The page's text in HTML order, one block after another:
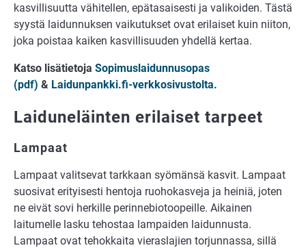
kasvillisuutta vähitellen, epätasaisesti ja valikoiden. Tästä
syystä laidunnuksen vaikutukset ovat erilaiset kuin niiton,
joka poistaa kaiken kasvillisuuden yhdellä kertaa.
Katso lisätietoja Sopimuslaidunnusopas
(pdf) & Laidunpankki.fi-verkkosivustolta.
Laiduneläinten erilaiset tarpeet
Lampaat
Lampaat valitsevat tarkkaan syömänsä kasvit. Lampaat
suosivat erityisesti hentoja ruohokasveja ja heiniä, joten
ne eivät sovi herkille perinnebiotoopeille. Aikainen
laitumelle lasku tehostaa lampaiden laidunnusta.
Lampaat ovat tehokkaita vieraslajien torjunnassa, sillä